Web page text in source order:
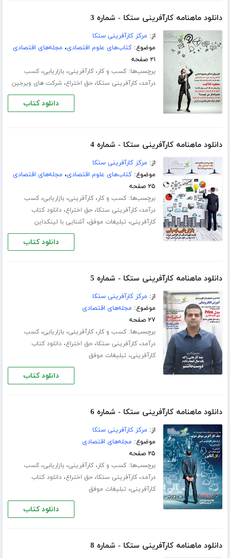
دانلود ماهنامه کارآفرینی ستکا - شماره 3
از: مرکز کارآفرینی ستکا
موضوع:کتاب‌های علوم اقتصادی، مجله‌های اقتصادی
۲۱ صفحه
برچسب‌ها:کسب و کار،کارآفرینی،بازاریابی،کسب
درآمد،کارآفرینی ستکا،حق اختراع،شرکت های ویرجین
دانلود کتاب
دانلود ماهنامه کارآفرینی ستکا - شماره 4
از: مرکز کارآفرینی ستکا
موضوع:کتاب‌های علوم اقتصادی، مجله‌های اقتصادی
۲۵ صفحه
برچسب‌ها:کسب و کار،کارآفرینی،بازاریابی،کسب
درآمد،کارآفرینی ستکا،حق اختراع،دانلود کتاب
کارآفرینی، تبلیغات موفق،آشنایی با لینکداین
دانلود کتاب
دانلود ماهنامه کارآفرینی ستکا - شماره 5
از: مرکز کارآفرینی ستکا
موضوع: مجله‌های اقتصادی
۲۷ صفحه
برچسب‌ها:کسب و کار،کارآفرینی،بازاریابی،کسب
درآمد،کارآفرینی ستکا،حق اختراع،دانلود کتاب
کارآفرینی، تبلیغات موفق
دانلود کتاب
دانلود ماهنامه کارآفرینی ستکا - شماره 6
از: مرکز کارآفرینی ستکا
موضوع: مجله‌های اقتصادی
۲۵ صفحه
برچسب‌ها:کسب و کار،کارآفرینی،بازاریابی،کسب
درآمد،کارآفرینی ستکا،حق اختراع،دانلود کتاب
کارآفرینی، تبلیغات موفق
دانلود کتاب
دانلود ماهنامه کارآفرینی ستکا - شماره 8